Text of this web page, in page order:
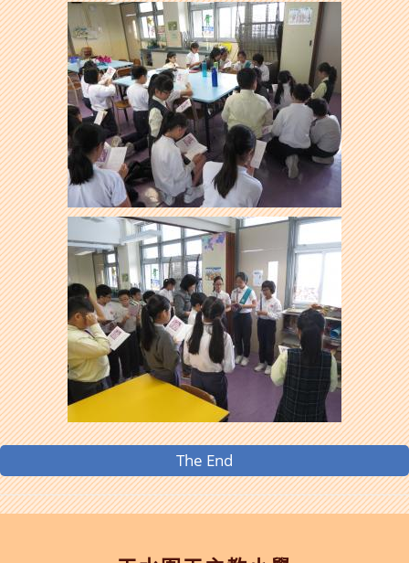
The End